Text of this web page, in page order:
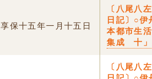
享保十五年一月十五日
〔八尾八
日記〕○伊
本都市生
集成 十」
〔八尾八